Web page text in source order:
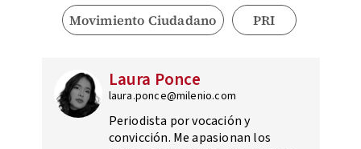
Movimiento Ciudadano PRI
Laura Ponce
laura.ponce@milenio.com
Periodista por vocación y
convicción. Me apasionan los